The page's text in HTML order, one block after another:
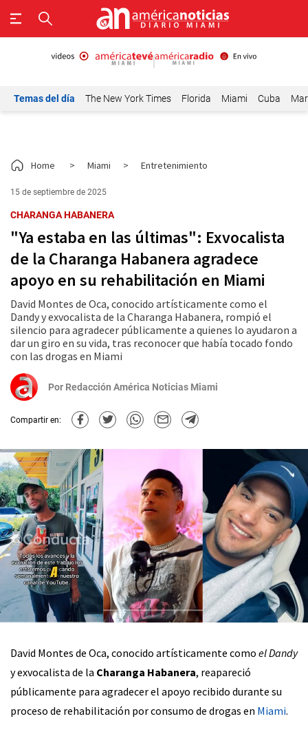
Temas del día The New York Times Florida Miami Cuba
Home > Miami > Entretenimiento
15 de septiembre de 2025
CHARANGA HABANERA
"Ya estaba en las últimas": Exvocalista
de la Charanga Habanera agradece
apoyo en su rehabilitación en Miami
David Montes de Oca, conocido artísticamente como el
Dandy y exvocalista de la Charanga Habanera, rompió el
silencio para agradecer públicamente a quienes lo ayudaron a
dar un giro en su vida, tras reconocer que había tocado fondo
con las drogas en Miami
Por Redacción América Noticias Miami
Compartir en:
David Montes de Oca, conocido artísticamente como el Dandy
y exvocalista de la Charanga Habanera, reapareció
públicamente para agradecer el apoyo recibido durante su
proceso de rehabilitación por consumo de drogas en Miami.